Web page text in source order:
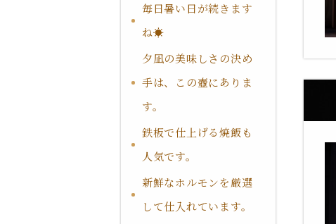
毎日暑い日が続きます
ね☀️
夕凪の美味しさの決め
手は、この壺にありま
す。
鉄板で仕上げる焼飯も
人気です。
新鮮なホルモンを厳選
して仕入れています。